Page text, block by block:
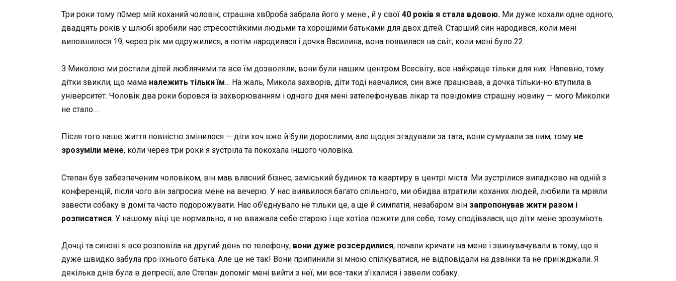
Три роки тому п0мер мій коханий чоловік, стрaшна хв0роба забрала його у мене., й у свої 40 років я стала вдовою. Ми дуже кохали одне одного,
двадцять років у шлюбі зробили нас стресостійкими людьми та хорошими батьками для двох дітей. Старший син народився, коли мені
виповнилося 19, через рік ми одружилися, а потім народилася і дочка Василина, вона появилася на світ, коли мені було 22.
З Миколою ми ростили дітей люблячими та все їм дозволяли, вони були нашим центром Всесвіту, все найкраще тільки для них. Напевно, тому
дітки звикли, що мама належить тільки їм… На жаль, Микола захворів, діти тоді навчалися, син вже працював, а дочка тільки-но втупила в
університет. Чоловік два роки боровся із захворюванням і одного дня мені зателефонував лікар та повідомив страшну новину — мого Миколки
не стало…
Після того наше життя повністю змінилося — діти хоч вже й були дорослими, але щодня згадували за тата, вони сумували за ним, тому не
зрозуміли мене, коли через три роки я зустріла та покохала іншого чоловіка.
Степан був забезпеченим чоловіком, він мав власний бізнес, заміський будинок та квартиру в центрі міста. Ми зустрілися випадково на одній з
конференцій, після чого він запросив мене на вечерю. У нас виявилося багато спільного, ми обидва втратили коханих людей, любили та мріяли
завести собаку в домі та часто подорожувати. Нас об’єднувало не тільки це, а ще й симпатія, незабаром він запропонував жити разом і
розписатися. У нашому віці це нормально, я не вважала себе старою і ще хотіла пожити для себе, тому сподівалася, що діти мене зрозуміють.
Дочці та синові я все розповіла на другий день по телефону, вони дуже розсердилися, почали кричати на мене і звинувачували в тому, що я
дуже швидко забула про їхнього батька. Але це не так! Вони припинили зі мною спілкуватися, не відповідали на дзвінки та не приїжджали. Я
декілька днів була в депресії, але Степан допоміг мені вийти з неї, ми все-таки з’їхалися і завели собаку.